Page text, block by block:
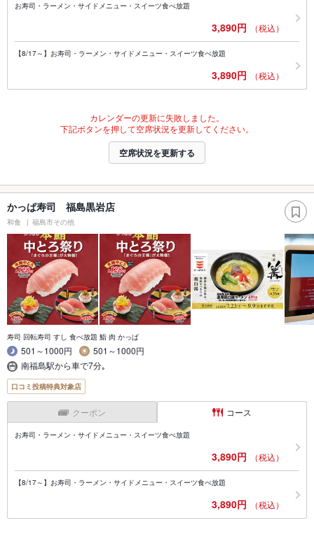
お寿司・ラーメン・サイドメニュー・スイーツ食べ放題
3,890円 （税込）
【8/17～】お寿司・ラーメン・サイドメニュー・スイーツ食べ放題
3,890円 （税込）
カレンダーの更新に失敗しました。
下記ボタンを押して空席状況を更新してください。
空席状況を更新する
かっぱ寿司 福島黒岩店
和食 福島市その他
寿司 回転寿司 すし 食べ放題 鮨 肉 かっぱ
501～1000円
501～1000円
南福島駅から車で7分｡
口コミ投稿特典対象店
クーポン コース
お寿司・ラーメン・サイドメニュー・スイーツ食べ放題
3,890円 （税込）
【8/17～】お寿司・ラーメン・サイドメニュー・スイーツ食べ放題
3,890円 （税込）